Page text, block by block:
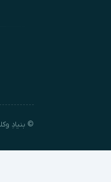
© بنیادِ